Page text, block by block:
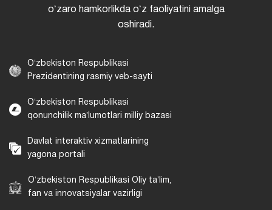
oʻzaro hamkorlikda oʻz faoliyatini amalga
oshiradi.
Oʻzbekiston Respublikasi
Prezidentining rasmiy veb-sayti
Oʻzbekiston Respublikasi
qonunchilik maʼlumotlari milliy bazasi
Davlat interaktiv xizmatlarining
yagona portali
Oʻzbekiston Respublikasi Oliy taʼlim,
fan va innovatsiyalar vazirligi